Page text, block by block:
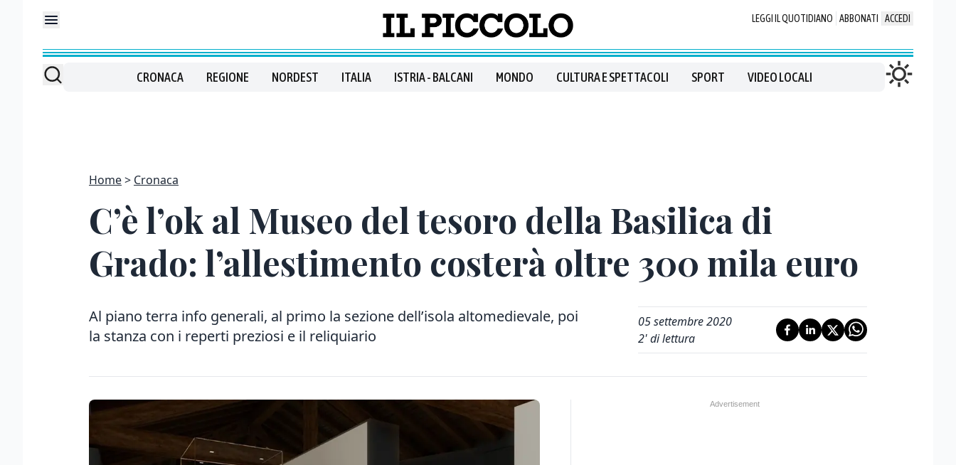
LEGGI IL QUOTIDIANO ABBONATI ACCEDI
CRONACA REGIONE NORDEST ITALIA ISTRIA - BALCANI MONDO CULTURA E SPETTACOLI SPORT VIDEO LOCALI
Home Cronaca
C’è l’ok al Museo del tesoro della Basilica di
Grado: l’allestimento costerà oltre 300 mila euro
Al piano terra info generali, al primo la sezione dell’isola altomedievale, poi
la stanza con i reperti preziosi e il reliquiario
05 settembre 2020
2' di lettura